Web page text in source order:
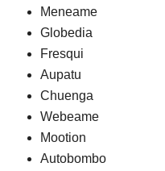
Meneame
Globedia
Fresqui
Aupatu
Chuenga
Webeame
Mootion
Autobombo